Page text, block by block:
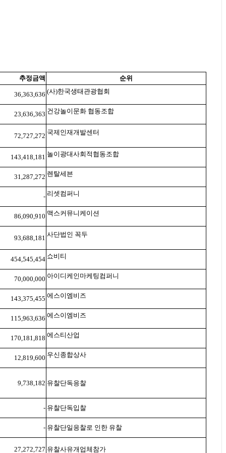
추정금액 순위
36,363,636 (사)한국생태관광협회
23,636,363 건강놀이문화 협동조합
72,727,272 국제인재개발센터
143,418,181 놀이광대사회적협동조합
31,287,272 렌탈세븐
- 리셋컴퍼니
86,090,910 맥스커뮤니케이션
93,688,181 사단법인 꼭두
454,545,454 쇼비티
70,000,000 아이디케인마케팅컴퍼니
143,375,455 에스이엠비즈
115,963,636 에스이엠비즈
170,181,818 에스티산업
12,819,600 우신종합상사
9,738,182 유찰단독응찰
- 유찰단독입찰
- 유찰단일응찰로 인한 유찰
27,272,727 유찰사유개업체참가